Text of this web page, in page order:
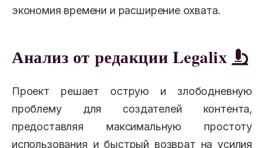
экономия времени и расширение охвата.
Анализ от редакции Legalix
Проект решает острую и злободневную
проблему для создателей контента,
предоставляя максимальную простоту
использования и быстрый возврат на усилия